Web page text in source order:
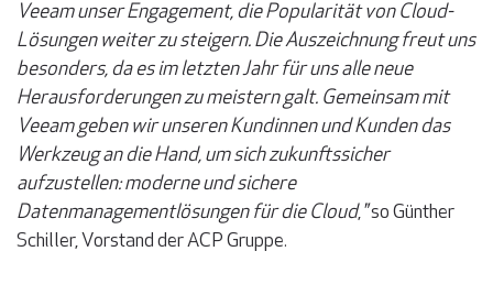
Veeam unser Engagement, die Popularität von Cloud-
Lösungen weiter zu steigern. Die Auszeichnung freut uns
besonders, da es im letzten Jahr für uns alle neue
Herausforderungen zu meistern galt. Gemeinsam mit
Veeam geben wir unseren Kundinnen und Kunden das
Werkzeug an die Hand, um sich zukunftssicher
aufzustellen: moderne und sichere
Datenmanagementlösungen für die Cloud,"so Günther
Schiller, Vorstand der ACP Gruppe.